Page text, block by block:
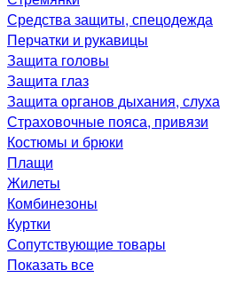
Средства защиты, спецодежда
Перчатки и рукавицы
Защита головы
Защита глаз
Защита органов дыхания, слуха
Страховочные пояса, привязи
Костюмы и брюки
Плащи
Жилеты
Комбинезоны
Куртки
Сопутствующие товары
Показать все